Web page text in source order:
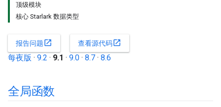
顶级模块
核心 Starlark 数据类型
报告问题open_in_new 查看源代码open_in_new
每夜版 · 9.2 · 9.1 · 9.0 · 8.7 · 8.6
全局函数